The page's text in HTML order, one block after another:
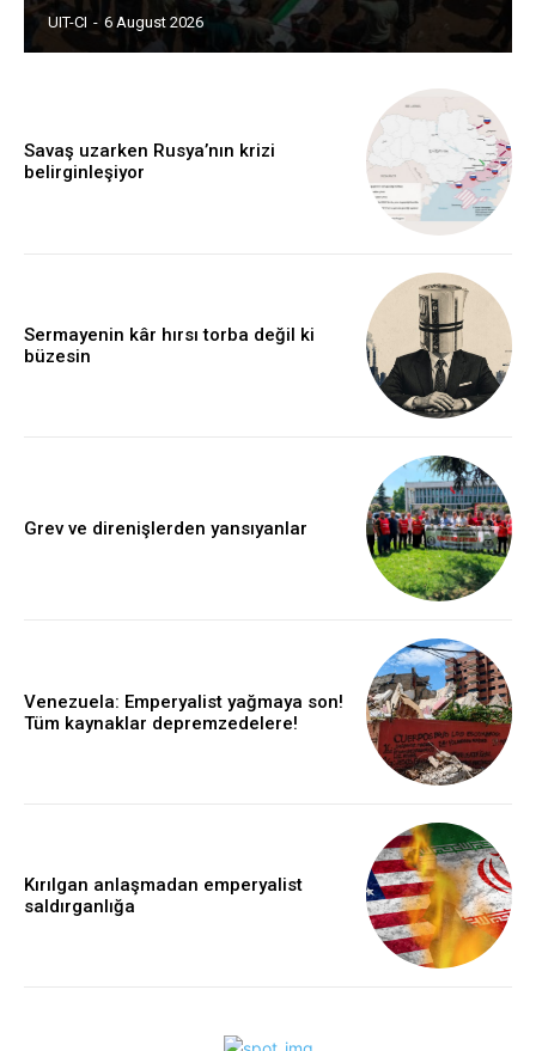
UIT-CI - 6 August 2026
Savaş uzarken Rusya’nın krizi
belirginleşiyor
Sermayenin kâr hırsı torba değil ki
büzesin
Grev ve direnişlerden yansıyanlar
Venezuela: Emperyalist yağmaya son!
Tüm kaynaklar depremzedelere!
Kırılgan anlaşmadan emperyalist
saldırganlığa